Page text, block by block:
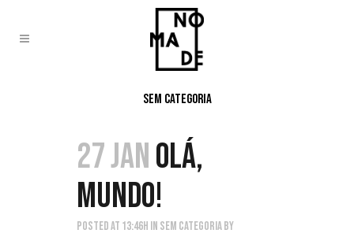
sem categoria
27 janolá,
mundo!
Posted at 13:46h in Sem categoriaby